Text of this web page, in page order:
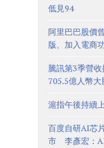
低見94
阿里巴巴股價
版、加入電商
騰訊第3季營
705.5億人幣大
滬指午後持續
百度自研AI芯
市 李彥宏：